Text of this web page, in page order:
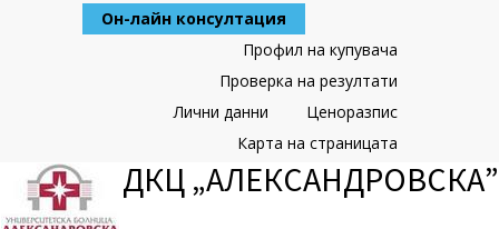
Он-лайн консултация
Профил на купувача
Проверка на резултати
Ценоразпис
Лични данни
Карта на страницата
ДКЦ „АЛЕКСАНДРОВСКА”